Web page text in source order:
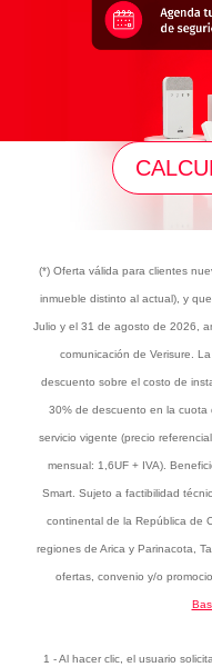
(*) Oferta válida para clientes
inmueble distinto al actual), y
Julio y el 31 de agosto de 2026,
comunicación de Verisure.
descuento sobre el costo de
30% de descuento en la cuota
servicio vigente (precio
mensual: 1,6UF + IVA).
Smart. Sujeto a factibilidad
continental de la República de
regiones de Arica y Parinacota,
ofertas, convenio y/o
1 - Al hacer clic, el usuario